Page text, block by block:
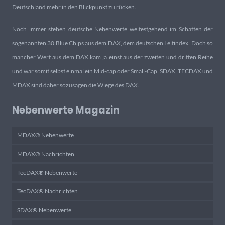
Deutschland mehr in den Blickpunkt zu rücken.
Noch immer stehen deutsche Nebenwerte weitestgehend im Schatten der
sogenannten 30 Blue Chips aus dem DAX, dem deutschen Leitindex. Doch so
mancher Wert aus dem DAX kam ja einst aus der zweiten und dritten Reihe
und war somit selbst einmal ein Mid-cap oder Small-Cap. SDAX, TECDAX und
MDAX sind daher sozusagen die Wiege des DAX.
Nebenwerte Magazin
MDAX® Nebenwerte
MDAX® Nachrichten
TecDAX® Nebenwerte
TecDAX® Nachrichten
SDAX® Nebenwerte